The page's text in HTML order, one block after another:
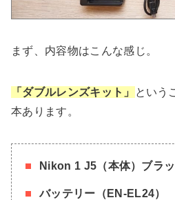
まず、内容物はこんな感じ。
「ダブルレンズキット」
という
本あります。
Nikon 1 J5（本体）ブラ
バッテリー（EN-EL24）